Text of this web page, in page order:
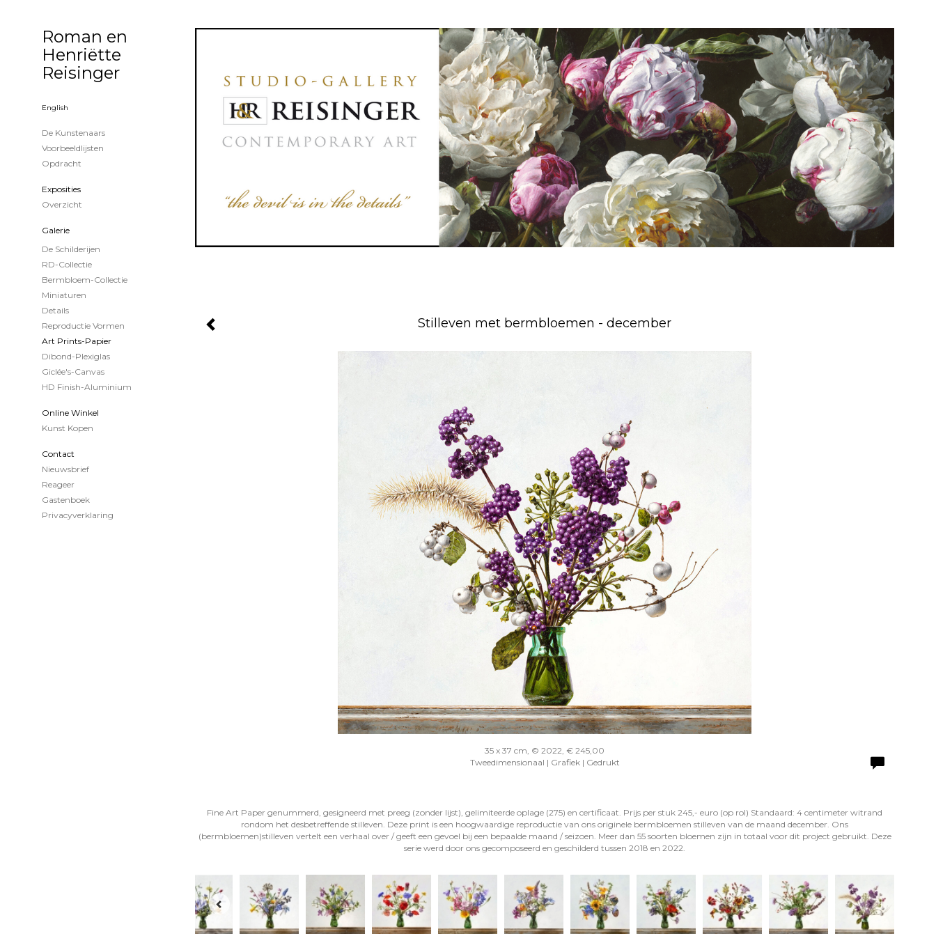
Stilleven met bermbloemen - december
35 x 37 cm, © 2022, € 245,00
Tweedimensionaal | Grafiek | Gedrukt
Fine Art Paper genummerd, gesigneerd met preeg (zonder lijst), gelimiteerde oplage (275) en certificaat. Prijs per stuk 245,- euro (op rol) Standaard: 4 centimeter witrand
rondom het desbetreffende stilleven. Deze print is een hoogwaardige reproductie van ons originele bermbloemen stilleven van de maand december. Ons
(bermbloemen)stilleven vertelt een verhaal over / geeft een gevoel bij een bepaalde maand / seizoen. Meer dan 55 soorten bloemen zijn in totaal voor dit project gebruikt. Deze
serie werd door ons gecomposeerd en geschilderd tussen 2018 en 2022.
Roman en
Henriëtte
Reisinger
English
De Kunstenaars
Voorbeeldlijsten
Opdracht
Exposities
Overzicht
Galerie
De Schilderijen
RD-Collectie
Bermbloem-Collectie
Miniaturen
Details
Reproductie Vormen
Art Prints-Papier
Dibond-Plexiglas
Giclée's-Canvas
HD Finish-Aluminium
Online Winkel
Kunst Kopen
Contact
Nieuwsbrief
Reageer
Gastenboek
Privacyverklaring